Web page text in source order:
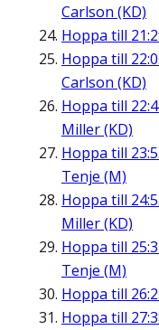
Carlson (KD)
Hoppa till
Hoppa till
Carlson (KD)
Hoppa till
Miller (KD)
Hoppa till
Tenje (M)
Hoppa till
Miller (KD)
Hoppa till
Tenje (M)
Hoppa till
Hoppa till